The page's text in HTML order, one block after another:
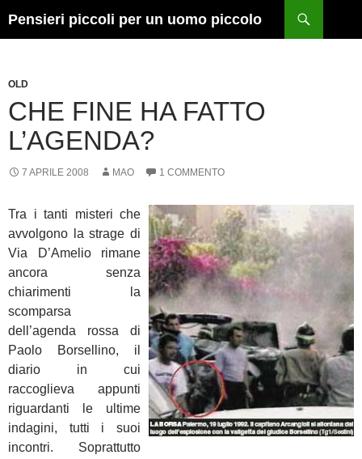
al
Pensieri piccoli per un uomo piccolo
OLD
CHE FINE HA FATTO
L’AGENDA?
7 APRILE 2008 MAO 1 COMMENTO
Tra i tanti misteri che
avvolgono la strage di
Via D’Amelio rimane
ancora senza
chiarimenti la
scomparsa
dell’agenda rossa di
Paolo Borsellino, il
diario in cui
raccoglieva appunti
riguardanti le ultime
indagini, tutti i suoi
incontri. Soprattutto